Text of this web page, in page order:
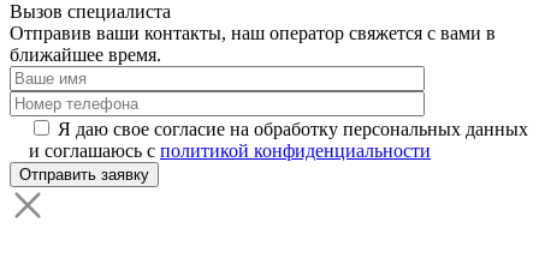
Вызов специалиста
Отправив ваши контакты, наш оператор свяжется с вами в
ближайшее время.
Я даю свое согласие на обработку персональных данных
и соглашаюсь с политикой конфиденциальности